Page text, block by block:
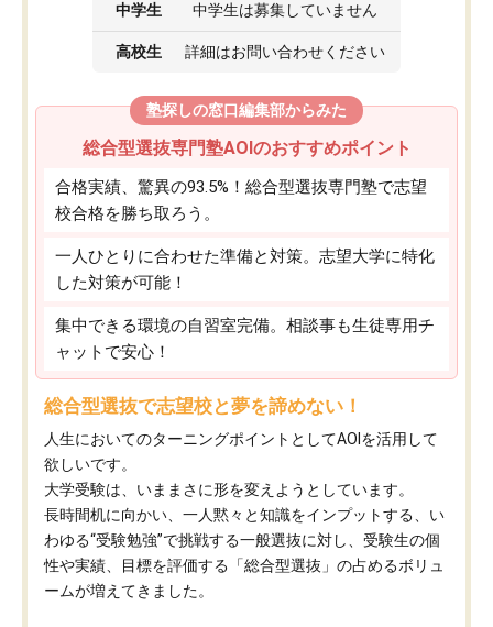
中学生 中学生は募集していません
高校生 詳細はお問い合わせください
塾探しの窓口編集部からみた
総合型選抜専門塾AOIのおすすめポイント
合格実績、驚異の93.5%！総合型選抜専門塾で志望
校合格を勝ち取ろう。
一人ひとりに合わせた準備と対策。志望大学に特化
した対策が可能！
集中できる環境の自習室完備。相談事も生徒専用チ
ャットで安心！
総合型選抜で志望校と夢を諦めない！
人生においてのターニングポイントとしてAOIを活用して
欲しいです。
大学受験は、いままさに形を変えようとしています。
長時間机に向かい、一人黙々と知識をインプットする、い
わゆる“受験勉強”で挑戦する一般選抜に対し、受験生の個
性や実績、目標を評価する「総合型選抜」の占めるボリュ
ームが増えてきました。